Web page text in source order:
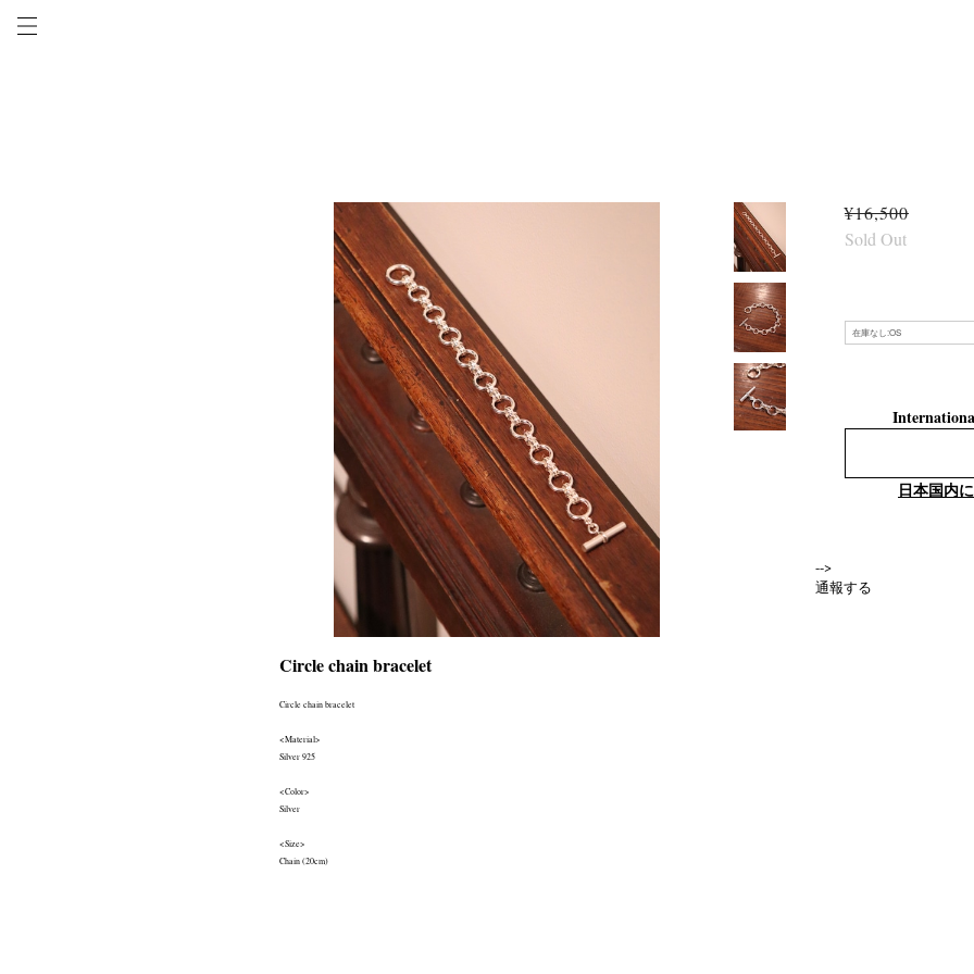
Circle chain bracelet
Circle chain bracelet
<Material>
Silver 925
<Color>
Silver
<Size>
Chain (20cm)
¥16,500
Sold Out
日本国内
-->
通報する